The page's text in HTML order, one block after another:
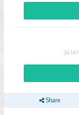
Já
Share